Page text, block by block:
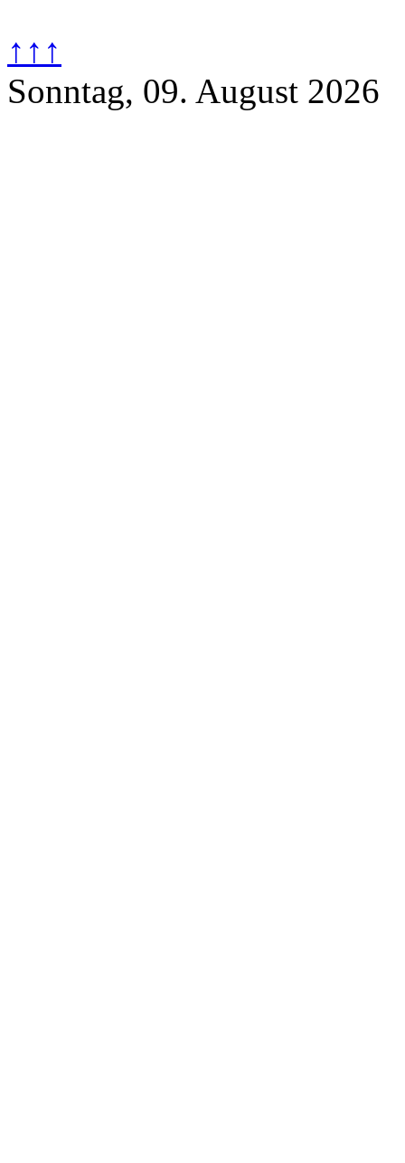
↑↑↑
Sonntag, 09. August 2026